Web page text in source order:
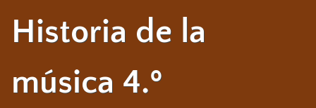
Historia de la
música 4.º